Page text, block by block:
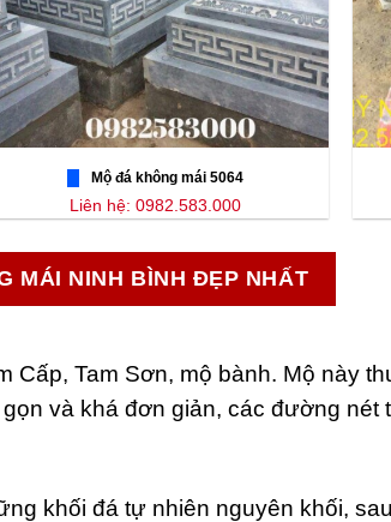
Mộ đá không mái 5064
Liên hệ: 0982.583.000
MÁI NINH BÌNH ĐẸP NHẤT
Tam Sơn, mộ bành. Mộ này
và khá đơn giản, các đường
khối đá tự nhiên nguyên khối,